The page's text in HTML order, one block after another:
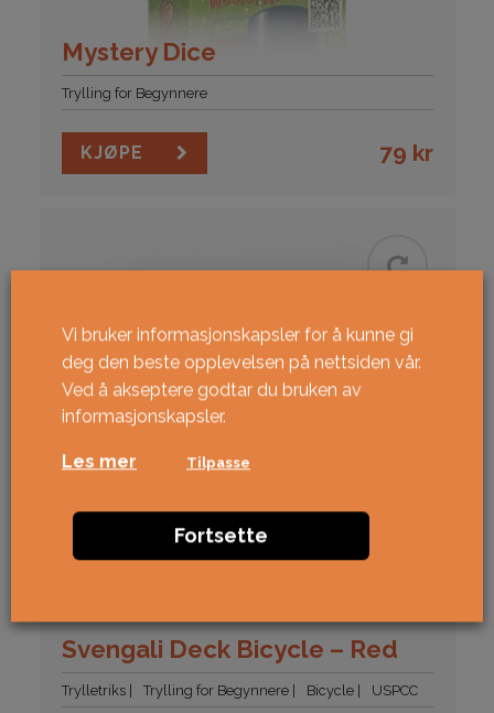
Mystery Dice
Trylling for Begynnere
KJØPE 79 kr
Svengali Deck Bicycle – Red
Trylletriks Trylling for Begynnere Bicycle USPCC
Vi bruker informasjonskapsler for å kunne gi
deg den beste opplevelsen på nettsiden vår.
Ved å akseptere godtar du bruken av
informasjonskapsler.
Les mer Tilpasse
Fortsette